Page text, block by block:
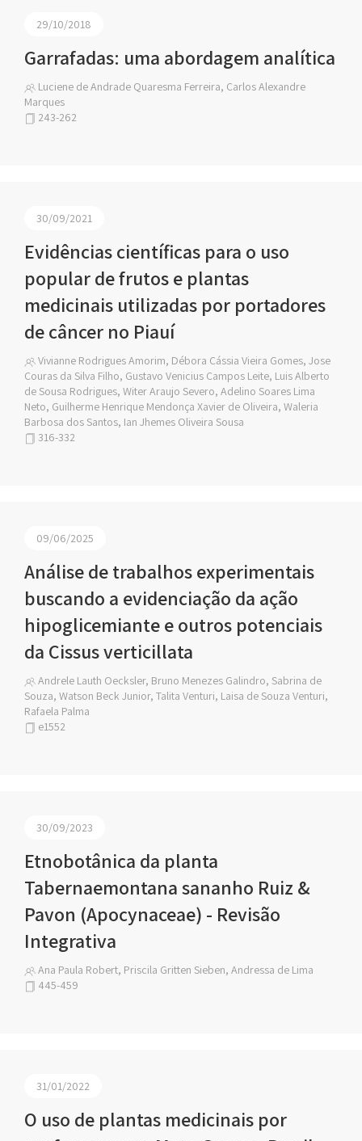
29/10/2018
Garrafadas: uma abordagem analítica
Luciene de Andrade Quaresma Ferreira, Carlos Alexandre
Marques
243-262
30/09/2021
Evidências científicas para o uso
popular de frutos e plantas
medicinais utilizadas por portadores
de câncer no Piauí
Vivianne Rodrigues Amorim, Débora Cássia Vieira Gomes, Jose
Couras da Silva Filho, Gustavo Venicius Campos Leite, Luis Alberto
de Sousa Rodrigues, Witer Araujo Severo, Adelino Soares Lima
Neto, Guilherme Henrique Mendonça Xavier de Oliveira, Waleria
Barbosa dos Santos, Ian Jhemes Oliveira Sousa
316-332
09/06/2025
Análise de trabalhos experimentais
buscando a evidenciação da ação
hipoglicemiante e outros potenciais
da Cissus verticillata
Andrele Lauth Oecksler, Bruno Menezes Galindro, Sabrina de
Souza, Watson Beck Junior, Talita Venturi, Laisa de Souza Venturi,
Rafaela Palma
e1552
30/09/2023
Etnobotânica da planta
Tabernaemontana sananho Ruiz &
Pavon (Apocynaceae) - Revisão
Integrativa
Ana Paula Robert, Priscila Gritten Sieben, Andressa de Lima
445-459
31/01/2022
O uso de plantas medicinais por